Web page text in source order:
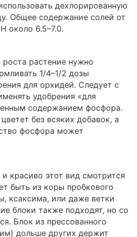
дехлорированную
Общее содержание солей от
около 6.5–7.0.
растение нужно
1/4–1/2 дозы
для орхидей. Следует с
удобрения «для
содержанием фосфора.
без всяких добавок, а
фосфора может
красиво этот вид смотрится
быть из коры пробкового
ксаксима, или даже ветки
блоки также подходят, но со
Блок из прессованного
дольше других держит